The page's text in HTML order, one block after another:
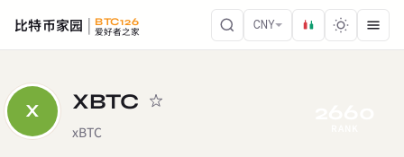
比特币家园
BTC126
爱好者之家
CNY
X XBTC
xBTC